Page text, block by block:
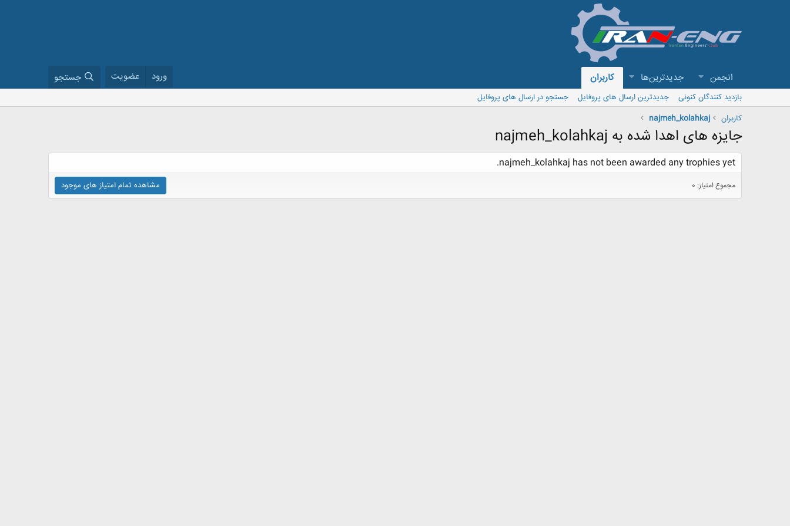
انجمن جدیدترین‌ها کاربران ورود عضویت جستجو
بازدید کنندگان کنونی جدیدترین ارسال های پروفایل
جستجو در ارسال های پروفایل
کاربران
najmeh_kolahkaj
جایزه های اهدا شده به najmeh_kolahkaj
najmeh_kolahkaj has not been awarded any trophies yet.
مجموع امتیاز: 0 مشاهده تمام امتیاز های موجود